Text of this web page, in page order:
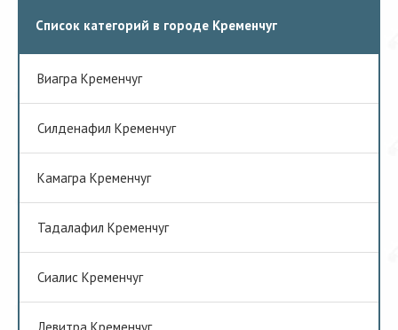
Список категорий в городе Кременчуг
Виагра Кременчуг
Cилденафил Кременчуг
Камагра Кременчуг
Тадалафил Кременчуг
Сиалис Кременчуг